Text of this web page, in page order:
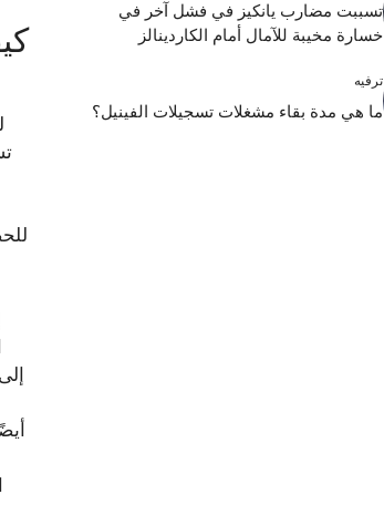
تسببت مضارب يانكيز في فشل آخر في
خسارة مخيبة للآمال أمام الكاردينالز
ترفيه
ما هي مدة بقاء مشغلات تسجيلات الفينيل؟